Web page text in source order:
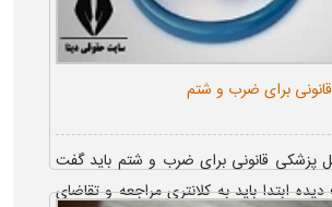
برای ضرب و شتم
قانونی برای ضرب و شتم باید گفت
ابتدا باید به کلانتری مراجعه و تقاضای